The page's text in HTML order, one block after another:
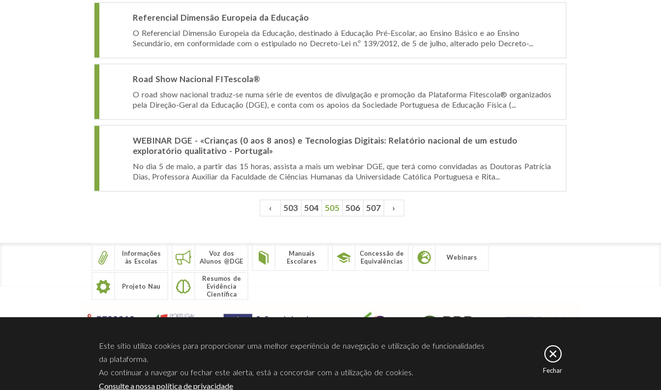
Referencial Dimensão Europeia da Educação
O Referencial Dimensão Europeia da Educação, destinado à Educação Pré-Escolar, ao Ensino Básico e ao Ensino
Secundário, em conformidade com o estipulado no Decreto-Lei n.º 139/2012, de 5 de julho, alterado pelo Decreto-...
Road Show Nacional FITescola®
O road show nacional traduz-se numa série de eventos de divulgação e promoção da Plataforma Fitescola® organizados
pela Direção-Geral da Educação (DGE), e conta com os apoios da Sociedade Portuguesa de Educação Física (...
WEBINAR DGE - «Crianças (0 aos 8 anos) e Tecnologias Digitais: Relatório nacional de um estudo
exploratório qualitativo - Portugal»
No dia 5 de maio, a partir das 15 horas, assista a mais um webinar DGE, que terá como convidadas as Doutoras Patrícia
Dias, Professora Auxiliar da Faculdade de Ciências Humanas da Universidade Católica Portuguesa e Rita...
‹ 503 504 505 506 507 ›
Informações
às Escolas
Voz dos
Alunos @DGE
Manuais
Escolares
Concessão de
Equivalências
Webinars
Projeto Nau
Resumos de
Evidência
Científica
Sobre Nós Privacidade Termos Utilização Contactos Ligações Facebook
Este sítio utiliza cookies para proporcionar uma melhor experiência de navegação e utilização de funcionalidades
da plataforma.
Ao continuar a navegar ou fechar este alerta, está a concordar com a utilização de cookies.
Consulte a nossa política de privacidade
Fechar